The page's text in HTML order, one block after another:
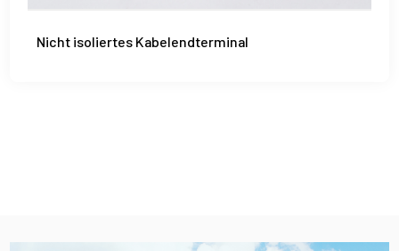
Nicht isoliertes Kabelendterminal